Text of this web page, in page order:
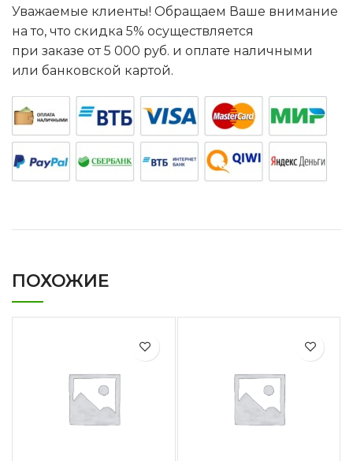
Уважаемые клиенты! Обращаем Ваше внимание
на то, что скидка 5% осуществляется
при заказе от 5 000 руб. и оплате наличными
или банковской картой.
ПОХОЖИЕ